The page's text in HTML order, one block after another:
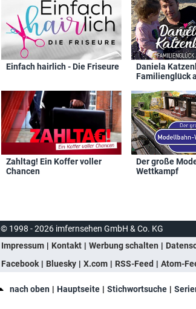
Einfach hairlich - Die Friseure
Daniela
Familienglück
Zahltag! Ein Koffer voller
Chancen
Der große
Wettkampf
© 1998 - 2026 imfernsehen GmbH & Co. KG
Impressum
Kontakt Werbung schalten
Facebook
Bluesky X.com RSS-Feed Atom-
nach oben Hauptseite Stichwortsuche